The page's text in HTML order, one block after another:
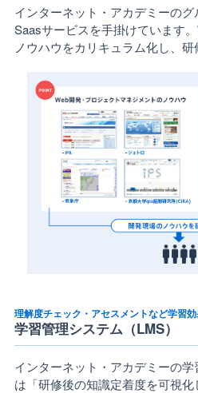
インターネット・アカデミーのグ
Saasサービスを手掛けています
ノウハウをカリキュラム化し、研
理解度チェック・アセスメントなど学習
学習管理システム（LMS）
インターネット・アカデミーの
は「研修後の知識定着度を可視